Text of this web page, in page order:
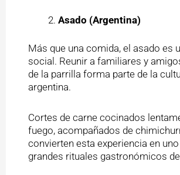
Asado (Argentina)
Más que una comida, el asado es
social. Reunir a familiares y
de la parrilla forma parte de la
argentina.
Cortes de carne cocinados
fuego, acompañados de
convierten esta experiencia en
grandes rituales gastronómicos